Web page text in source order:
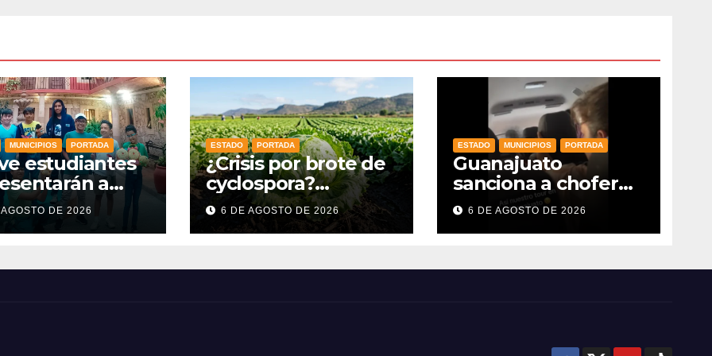
MUNICIPIOS PORTADA
estudiantes
a
en la
Mexicana
DE 2026
ESTADO PORTADA
¿Crisis por brote de
cyclospora?
Guanajuato
mantiene intactas
6 DE AGOSTO DE 2026
ESTADO MUNICIPIOS PORTADA
Guanajuato
sanciona a chofer
de transporte
turístico e
6 DE AGOSTO DE 2026